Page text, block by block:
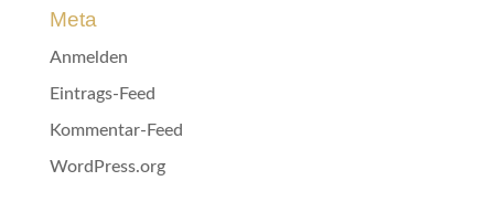
Meta
Anmelden
Eintrags-Feed
Kommentar-Feed
WordPress.org